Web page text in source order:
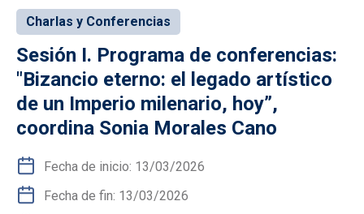
Charlas y Conferencias
Sesión I. Programa de conferencias:
"Bizancio eterno: el legado artístico
de un Imperio milenario, hoy”,
coordina Sonia Morales Cano
Fecha de inicio: 13/03/2026
Fecha de fin: 13/03/2026